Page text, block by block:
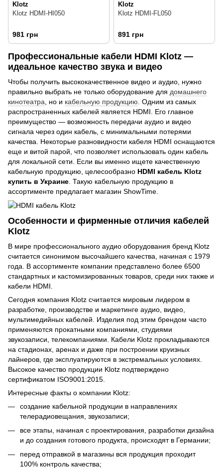
Klotz
Klotz HDMI-HI050
981 грн
Klotz
Klotz HDMI-FL050
891 грн
Профессиональные кабели HDMI Klotz —
идеальное качество звука и видео
Чтобы получить высококачественное видео и аудио, нужно
правильно выбрать не только оборудование для домашнего
кинотеатра , но и кабельную продукцию . Одним из самых
распространенных кабелей является HDMI. Его главное
преимущество — возможность передачи аудио и видео
сигнала через один кабель, с минимальными потерями
качества. Некоторые разновидности кабеля HDMI оснащаются
еще и витой парой, что позволяет использовать один кабель
для локальной сети. Если вы именно ищете качественную
кабельную продукцию, целесообразно HDMI кабель Klotz
купить в Украине . Такую кабельную продукцию в
ассортименте предлагает магазин ShowTime.
Особенности и фирменные отличия кабелей
Klotz
В мире профессионального аудио оборудования бренд Klotz
считается синонимом высочайшего качества, начиная с 1979
года. В ассортименте компании представлено более 6500
стандартных и кастомизированных товаров, среди них также и
кабели HDMI.
Сегодня компания Klotz считается мировым лидером в
разработке, производстве и маркетинге аудио, видео,
мультимедийных кабелей. Изделия под этим брендом часто
применяются прокатными компаниями, студиями
звукозаписи, телекомпаниями. Кабели Klotz прокладываются
на стадионах, аренах и даже при построении круизных
лайнеров, где эксплуатируются в экстремальных условиях.
Высокое качество продукции Klotz подтверждено
сертификатом ISO9001:2015.
Интересные факты о компании Klotz:
создание кабельной продукции в направлениях
телерадиовещания, звукозаписи;
все этапы, начиная с проектирования, разработки дизайна
и до создания готового продукта, происходят в Германии;
перед отправкой в магазины вся продукция проходит
100% контроль качества;